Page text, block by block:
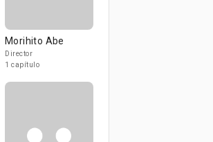
Morihito Abe
Director
1 capítulo